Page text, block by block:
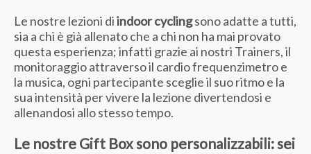
Le nostre lezioni diindoor cyclingsono adatte a tutti,
sia a chi è già allenato che a chi non ha mai provato
questa esperienza; infatti grazie ai nostri Trainers, il
monitoraggio attraverso il cardio frequenzimetro e
la musica, ogni partecipante sceglie il suo ritmo e la
sua intensità per vivere la lezione divertendosi e
allenandosi allo stesso tempo.
Le nostre Gift Box sono personalizzabili: sei